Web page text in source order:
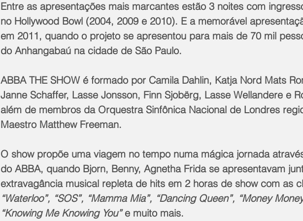
Entre as apresentações mais marcantes estão 3 noites com
no Hollywood Bowl (2004, 2009 e 2010). E a memorável
em 2011, quando o projeto se apresentou para mais de 70 mil
do Anhangabaú na cidade de São Paulo.
ABBA THE SHOW é formado por Camila Dahlin, Katja Nord Mats
Janne Schaffer, Lasse Jonsson, Finn Sjobërg, Lasse Wellandere e
além de membros da Orquestra Sinfônica Nacional de Londres
Maestro Matthew Freeman.
O show propõe uma viagem no tempo numa mágica jornada
do ABBA, quando Bjorn, Benny, Agnetha Frida se apresentavam
extravagância musical repleta de hits em 2 horas de show com as
“Waterloo”, “SOS”, “Mamma Mia”, “Dancing Queen”, “Money
“Knowing Me Knowing You” e muito mais.